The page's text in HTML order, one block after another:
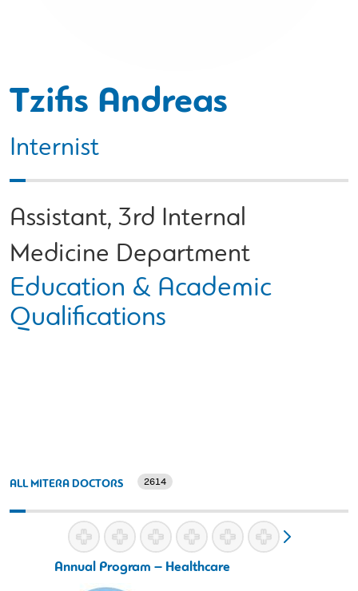
Tzifis Andreas
Internist
Assistant, 3rd Internal
Medicine Department
Education & Academic
Qualifications
ALL MITERA DOCTORS 2614
Annual Program – Healthcare